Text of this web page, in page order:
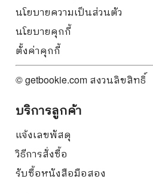
นโยบายความเป็นส่วนตัว
นโยบายคุกกี้
ตั้งค่าคุกกี้
© getbookie.com สงวนลิขสิทธิ์
บริการลูกค้า
แจ้งเลขพัสดุ
วิธีการสั่งซื้อ
รับซื้อหนังสือมือสอง